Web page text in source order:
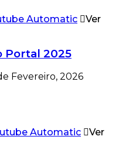
Ver
Portal 2025
Fevereiro, 2026
Ver